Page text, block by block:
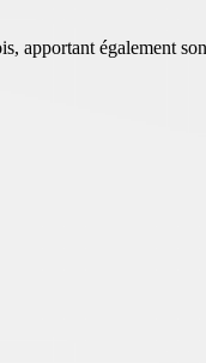
apportant également